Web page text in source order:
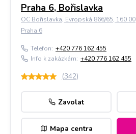
Praha 6, Bořislavka
OC Bořislavka, Evropská 866/65, 160 00
Praha 6
Telefon: +420 776 162 455
Info k zakázkám: +420 776 162 455
(342)
Zavolat
Mapa centra